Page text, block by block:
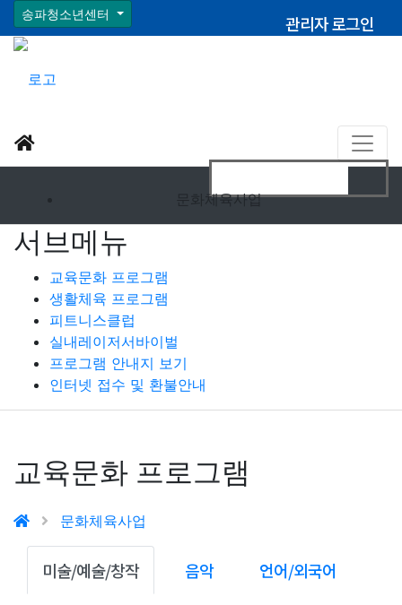
송파청소년센터 관리자 로그인
문화체육사업
서브메뉴
교육문화 프로그램
생활체육 프로그램
피트니스클럽
실내레이저서바이벌
프로그램 안내지 보기
인터넷 접수 및 환불안내
교육문화 프로그램
문화체육사업
미술/예술/창작 음악 언어/외국어